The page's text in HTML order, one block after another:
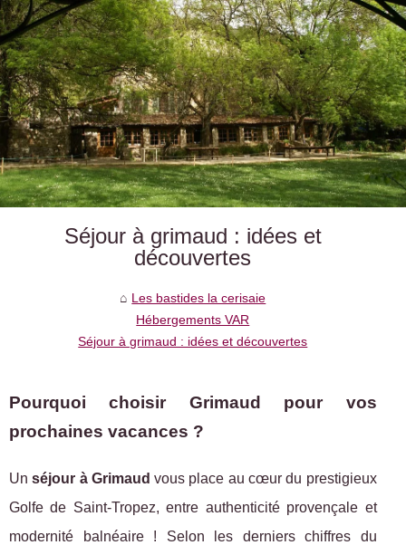
Séjour à grimaud : idées et
découvertes
Les bastides la cerisaie
Hébergements VAR
Séjour à grimaud : idées et découvertes
Pourquoi choisir Grimaud pour vos
prochaines vacances ?
Unséjour à Grimaud vous place au cœur du prestigieux
Golfe de Saint-Tropez, entre authenticité provençale et
modernité balnéaire ! Selon les derniers chiffres du